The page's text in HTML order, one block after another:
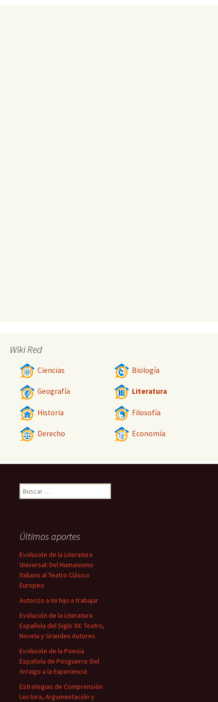
Wiki Red
Ciencias Biología
Geografía Literatura
Historia Filosofía
Derecho Economía
Buscar:
Últimos aportes
Evolución de la Literatura
Universal: Del Humanismo
Italiano al Teatro Clásico
Europeo
Autorizo a mi hijo a trabajar
Evolución de la Literatura
Española del Siglo XX: Teatro,
Novela y Grandes Autores
Evolución de la Poesía
Española de Posguerra: Del
Arraigo a la Experiencia
Estrategias de Comprensión
Lectora, Argumentación y